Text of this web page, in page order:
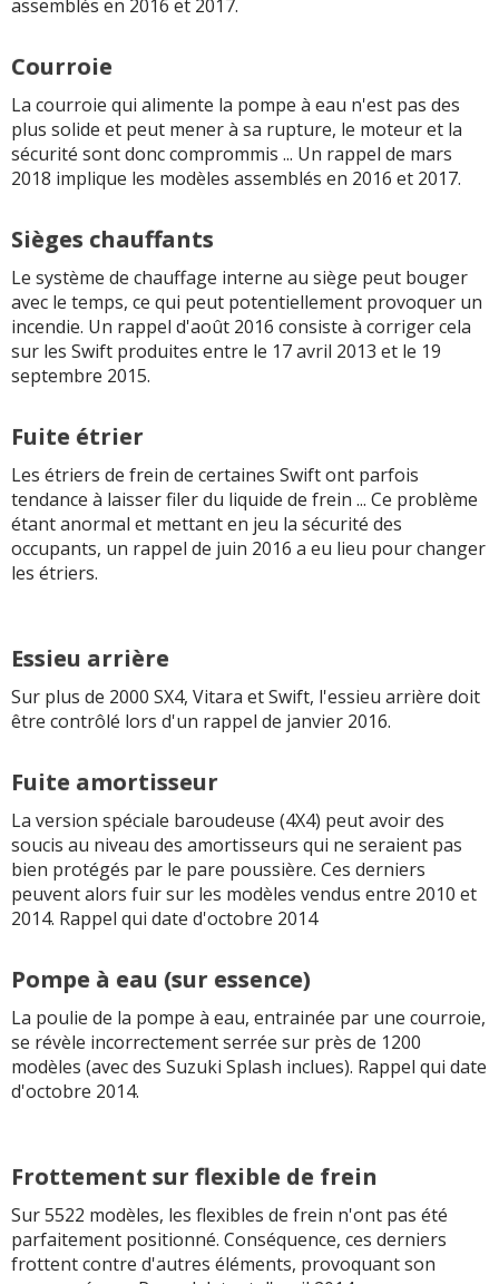
assemblés en 2016 et 2017.
Courroie
La courroie qui alimente la pompe à eau n'est pas des
plus solide et peut mener à sa rupture, le moteur et la
sécurité sont donc comprommis ... Un rappel de mars
2018 implique les modèles assemblés en 2016 et 2017.
Sièges chauffants
Le système de chauffage interne au siège peut bouger
avec le temps, ce qui peut potentiellement provoquer un
incendie. Un rappel d'août 2016 consiste à corriger cela
sur les Swift produites entre le 17 avril 2013 et le 19
septembre 2015.
Fuite étrier
Les étriers de frein de certaines Swift ont parfois
tendance à laisser filer du liquide de frein ... Ce problème
étant anormal et mettant en jeu la sécurité des
occupants, un rappel de juin 2016 a eu lieu pour changer
les étriers.
Essieu arrière
Sur plus de 2000 SX4, Vitara et Swift, l'essieu arrière doit
être contrôlé lors d'un rappel de janvier 2016.
Fuite amortisseur
La version spéciale baroudeuse (4X4) peut avoir des
soucis au niveau des amortisseurs qui ne seraient pas
bien protégés par le pare poussière. Ces derniers
peuvent alors fuir sur les modèles vendus entre 2010 et
2014. Rappel qui date d'octobre 2014
Pompe à eau (sur essence)
La poulie de la pompe à eau, entrainée par une courroie,
se révèle incorrectement serrée sur près de 1200
modèles (avec des Suzuki Splash inclues). Rappel qui date
d'octobre 2014.
Frottement sur flexible de frein
Sur 5522 modèles, les flexibles de frein n'ont pas été
parfaitement positionné. Conséquence, ces derniers
frottent contre d'autres éléments, provoquant son